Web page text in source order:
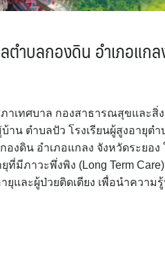
ำบลกองดิน อำเภอแกล
าเทศบาล กองสาธารณสุขและสิ่ง
น ตำบลปัว โรงเรียนผู้สูงอายุตำ
งดิน อำเภอแกลง จังหวัดระยอง
มีภาวะพึ่งพิง (Long Term
และผู้ป่วยติดเตียง เพื่อนำความ